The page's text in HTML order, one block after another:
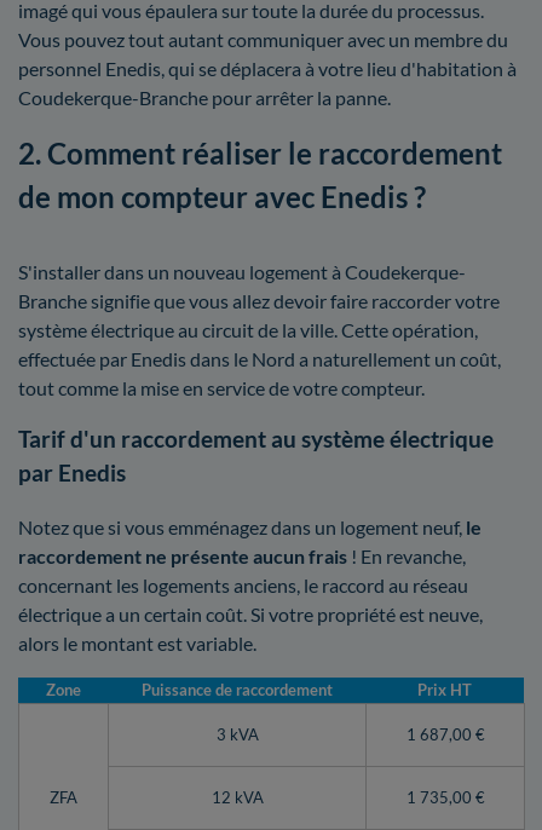
imagé qui vous épaulera sur toute la durée du processus.
Vous pouvez tout autant communiquer avec un membre du
personnel Enedis, qui se déplacera à votre lieu d'habitation à
Coudekerque-Branche pour arrêter la panne.
2. Comment réaliser le raccordement
de mon compteur avec Enedis ?
S'installer dans un nouveau logement à Coudekerque-
Branche signifie que vous allez devoir faire raccorder votre
système électrique au circuit de la ville. Cette opération,
effectuée par Enedis dans le Nord a naturellement un coût,
tout comme la mise en service de votre compteur.
Tarif d'un raccordement au système électrique
par Enedis
Notez que si vous emménagez dans un logement neuf, le
raccordement ne présente aucun frais ! En revanche,
concernant les logements anciens, le raccord au réseau
électrique a un certain coût. Si votre propriété est neuve,
alors le montant est variable.
Zone Puissance de raccordement Prix HT
ZFA
3 kVA 1 687,00 €
12 kVA 1 735,00 €